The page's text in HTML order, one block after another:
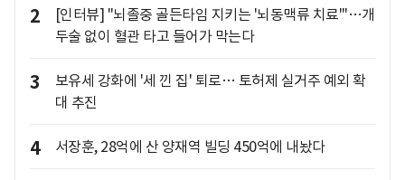
2
[인터뷰] "뇌졸중 골든타임 지키는 '뇌동맥류 치료'"…개
두술 없이 혈관 타고 들어가 막는다
3
보유세 강화에 '세 낀 집' 퇴로… 토허제 실거주 예외 확
대 추진
4 서장훈, 28억에 산 양재역 빌딩 450억에 내놨다